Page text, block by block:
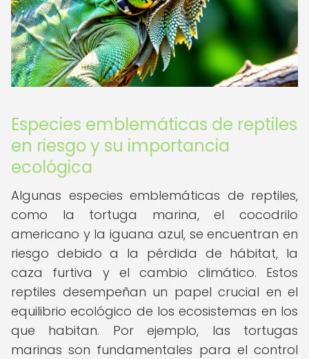
Especies emblemáticas de reptiles
en riesgo y su importancia
ecológica
Algunas especies emblemáticas de reptiles,
como la tortuga marina, el cocodrilo
americano y la iguana azul, se encuentran en
riesgo debido a la pérdida de hábitat, la
caza furtiva y el cambio climático. Estos
reptiles desempeñan un papel crucial en el
equilibrio ecológico de los ecosistemas en los
que habitan. Por ejemplo, las tortugas
marinas son fundamentales para el control